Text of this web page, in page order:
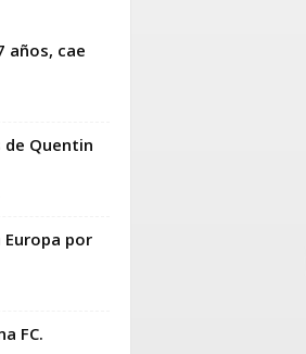
años, cae
de Quentin
por
FC.